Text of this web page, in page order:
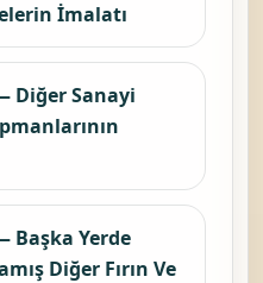
İmalatı
Diğer Sanayi
Başka Yerde
Diğer Fırın Ve